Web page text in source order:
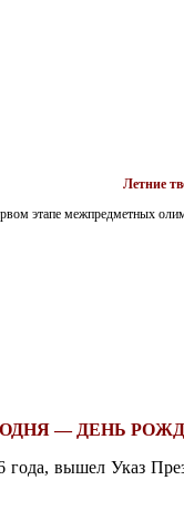
Летние
этапе межпредметных
— ДЕНЬ
года, вышел Указ